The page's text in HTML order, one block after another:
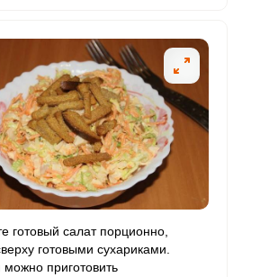
готовый салат порционно,
готовыми сухариками.
можно приготовить